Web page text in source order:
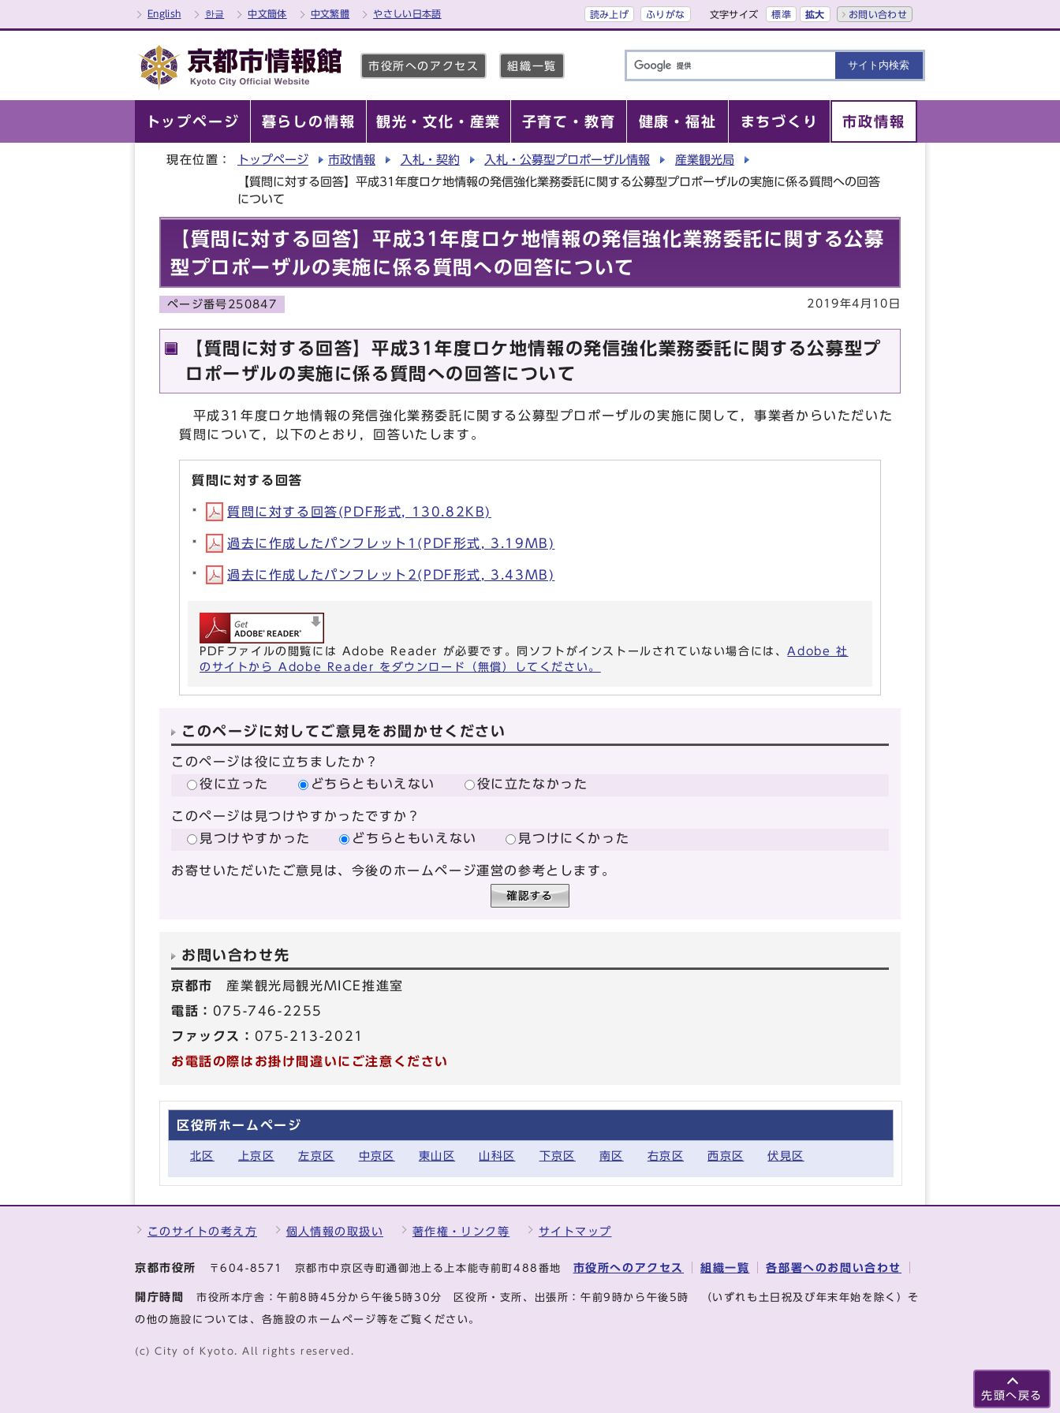
English 한글 中文簡体 中文繁體 やさしい日本語 読み上げ ふりがな 文字サイズ 標準 拡大 お問い合わせ
市役所へのアクセス 組織一覧
トップページ 暮らしの情報 観光・文化・産業 子育て・教育 健康・福祉 まちづくり 市政情報
現在位置： トップページ 市政情報 入札・契約 入札・公募型プロポーザル情報
産業観光局
【質問に対する回答】平成31年度ロケ地情報の発信強化業務委託に関する公募型プロポーザルの実施に係る質問への回答
について
【質問に対する回答】平成31年度ロケ地情報の発信強化業務委託に関する公募
型プロポーザルの実施に係る質問への回答について
ページ番号250847 2019年4月10日
【質問に対する回答】平成31年度ロケ地情報の発信強化業務委託に関する公募型プ
ロポーザルの実施に係る質問への回答について
平成31年度ロケ地情報の発信強化業務委託に関する公募型プロポーザルの実施に関して，事業者からいただいた
質問について，以下のとおり，回答いたします。
質問に対する回答
質問に対する回答(PDF形式, 130.82KB)
過去に作成したパンフレット1(PDF形式, 3.19MB)
過去に作成したパンフレット2(PDF形式, 3.43MB)
PDFファイルの閲覧には Adobe Reader が必要です。同ソフトがインストールされていない場合には、Adobe 社
のサイトから Adobe Reader をダウンロード（無償）してください。
このページに対してご意見をお聞かせください
このページは役に立ちましたか？
役に立った
どちらともいえない 役に立たなかった
このページは見つけやすかったですか？
見つけやすかった
どちらともいえない 見つけにくかった
お寄せいただいたご意見は、今後のホームページ運営の参考とします。
お問い合わせ先
京都市 産業観光局観光MICE推進室
電話： 075-746-2255
ファックス： 075-213-2021
お電話の際はお掛け間違いにご注意ください
区役所ホームページ
北区 上京区 左京区 中京区 東山区 山科区 下京区 南区 右京区 西京区 伏見区
先頭へ戻る
このサイトの考え方 個人情報の取扱い 著作権・リンク等 サイトマップ
京都市役所 〒604-8571 京都市中京区寺町通御池上る上本能寺前町488番地 市役所へのアクセス 組織一覧 各部署へのお問い合わせ
開庁時間 市役所本庁舎：午前8時45分から午後5時30分 区役所・支所、出張所：午前9時から午後5時 （いずれも土日祝及び年末年始を除く）そ
の他の施設については、各施設のホームページ等をご覧ください。
(c) City of Kyoto. All rights reserved.